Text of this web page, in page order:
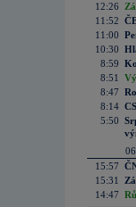
12:26
11:52
11:00
10:30
8:59
8:51
8:47
8:14
5:50
15:57
15:31
14:47